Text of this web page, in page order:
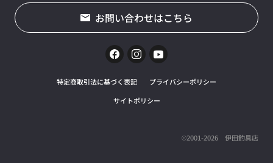
お問い合わせはこちら
特定商取引法に基づく表記
プライバシーポリシー
サイトポリシー
©2001-2026 伊田釣具店